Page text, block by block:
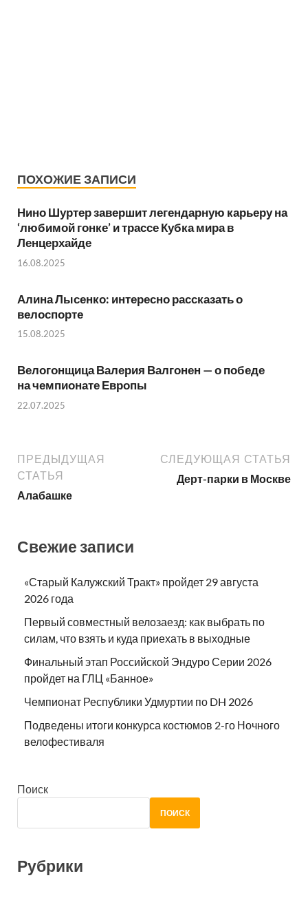
ПОХОЖИЕ ЗАПИСИ
Нино Шуртер завершит легендарную карьеру на
‘любимой гонке’ и трассе Кубка мира в
Ленцерхайде
16.08.2025
Алина Лысенко: интересно рассказать о
велоспорте
15.08.2025
Велогонщица Валерия Валгонен — о победе
на чемпионате Европы
22.07.2025
ПРЕДЫДУЩАЯ
СТАТЬЯ
Алабашке
СЛЕДУЮЩАЯ СТАТЬЯ
Дерт-парки в Москве
Свежие записи
«Старый Калужский Тракт» пройдет 29 августа
2026 года
Первый совместный велозаезд: как выбрать по
силам, что взять и куда приехать в выходные
Финальный этап Российской Эндуро Серии 2026
пройдет на ГЛЦ «Банное»
Чемпионат Республики Удмуртии по DH 2026
Подведены итоги конкурса костюмов 2-го Ночного
велофестиваля
Поиск
ПОИСК
Рубрики